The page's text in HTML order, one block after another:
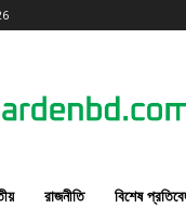
রাজনীতি বিশেষ